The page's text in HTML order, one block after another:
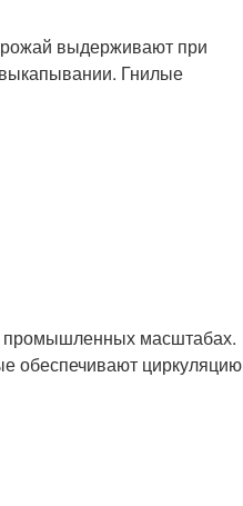
выдерживают при
Гнилые
промышленных масштабах.
обеспечивают циркуляцию